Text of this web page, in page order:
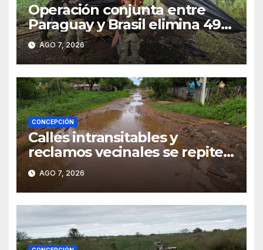
Operación conjunta entre
Paraguay y Brasil elimina 498
toneladas de marihuana en
Amambay
AGO 7, 2026
CONCEPCIÓN
Calles intransitables y
reclamos vecinales se repiten
en barrios de Concepción
AGO 7, 2026